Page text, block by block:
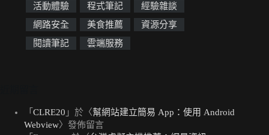
活動體驗
程式筆記
經驗雜談
網路安全
美食推薦
資源分享
閱讀筆記
雲端服務
「 CLRE20 」於〈幫網站建立簡易 App：使用 Android
Webview〉發佈留言